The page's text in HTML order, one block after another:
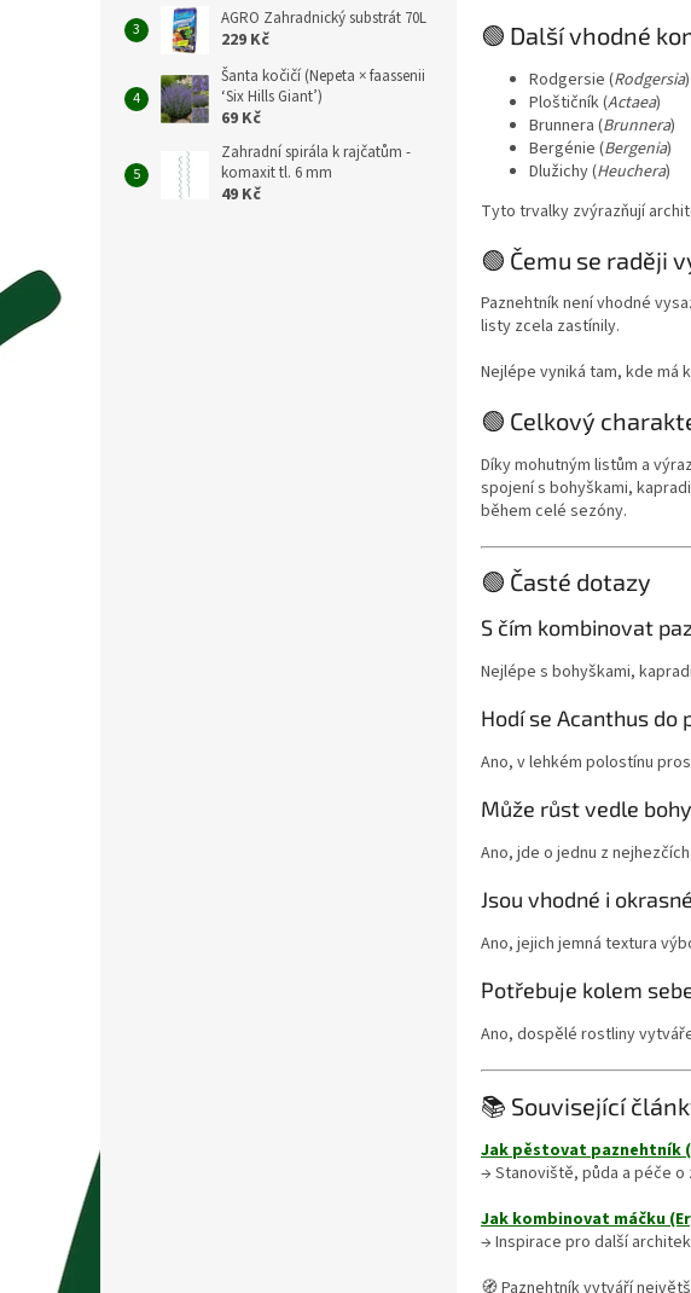
AGRO Zahradnický substrát 70L
229 Kč
Šanta kočičí (Nepeta × faassenii
‘Six Hills Giant’)
69 Kč
Zahradní spirála k rajčatům -
komaxit tl. 6 mm
49 Kč
🟢 Další vhodné
Rodgersie (Rodgersia)
Ploštičník (Actaea)
Brunnera (Brunnera)
Bergénie (Bergenia)
Dlužichy (Heuchera)
Tyto trvalky zvýrazňují
🟢 Čemu se raději
Paznehtník není vhodné
listy zcela zastínily.
Nejlépe vyniká tam, kde
🟢 Celkový
Díky mohutným listům a
spojení s bohyškami,
během celé sezóny.
🟢 Časté dotazy
S čím kombinovat
Nejlépe s bohyškami,
Hodí se Acanthus do
Ano, v lehkém polostínu
Může růst vedle
Ano, jde o jednu z
Jsou vhodné i
Ano, jejich jemná textura
Potřebuje kolem
Ano, dospělé rostliny
📚 Související
Jak pěstovat paznehtník
→ Stanoviště, půda a péče
Jak kombinovat máčku
→ Inspirace pro další
🧭 Paznehtník vytváří